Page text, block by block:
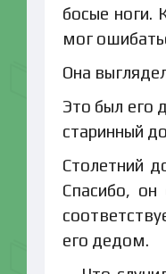
босые ноги.
мог
Она
Это был его
старинный
Столетний
Спасибо,
его дедом.